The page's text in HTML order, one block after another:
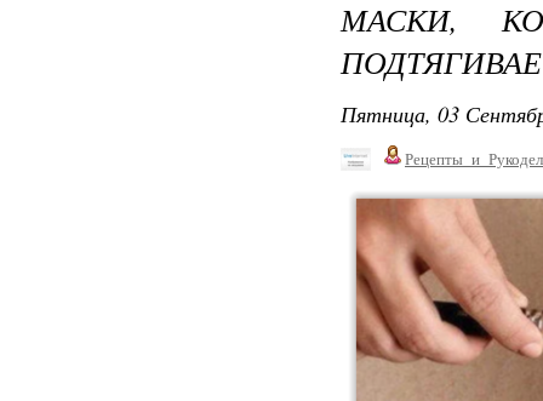
МАСКИ,
Пятница, 03